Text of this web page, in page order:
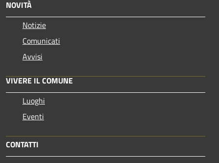
NOVITÀ
Notizie
Comunicati
Avvisi
VIVERE IL COMUNE
Luoghi
Eventi
CONTATTI